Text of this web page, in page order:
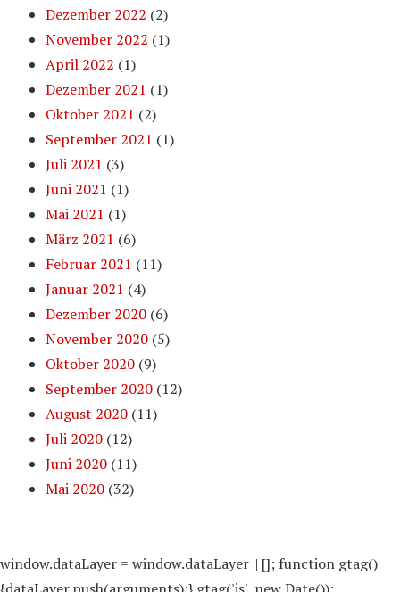
Dezember 2022 (2)
November 2022 (1)
April 2022 (1)
Dezember 2021 (1)
Oktober 2021 (2)
September 2021 (1)
Juli 2021 (3)
Juni 2021 (1)
Mai 2021 (1)
März 2021 (6)
Februar 2021 (11)
Januar 2021 (4)
Dezember 2020 (6)
November 2020 (5)
Oktober 2020 (9)
September 2020 (12)
August 2020 (11)
Juli 2020 (12)
Juni 2020 (11)
Mai 2020 (32)
window.dataLayer = window.dataLayer || []; function gtag()